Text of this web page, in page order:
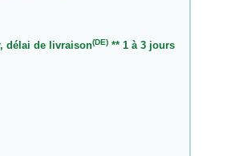
délai de livraison(DE)** 1 à 3 jours